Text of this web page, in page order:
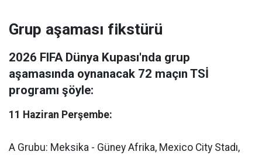
Grup aşaması fikstürü
2026 FIFA Dünya Kupası'nda grup
aşamasında oynanacak 72 maçın TSİ
programı şöyle:
11 Haziran Perşembe:
A Grubu: Meksika - Güney Afrika, Mexico City Stadı,